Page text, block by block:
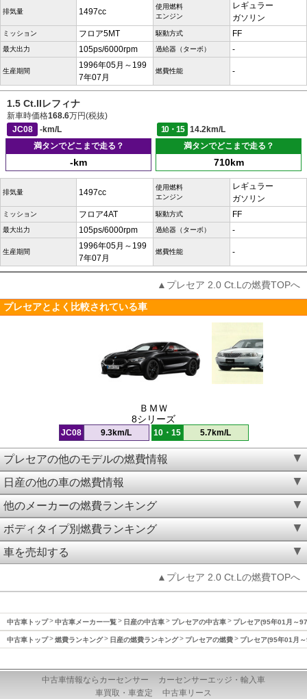
排気量 1497cc
使用燃料
エンジン
レギュラー
ガソリン
ミッション フロア5MT 駆動方式 FF
最大出力 105ps/6000rpm 過給器（ターボ） -
生産期間
1996年05月～199
7年07月
燃費性能 -
1.5 Ct.IIレフィナ
新車時価格168.6万円(税抜)
JC08
-km/L 10・15
14.2km/L
満タンでどこまで走る？
-km
満タンでどこまで走る？
710km
排気量 1497cc
使用燃料
エンジン
レギュラー
ガソリン
ミッション フロア4AT 駆動方式 FF
最大出力 105ps/6000rpm 過給器（ターボ） -
生産期間
1996年05月～199
7年07月
燃費性能 -
▲プレセア 2.0 Ct.Lの燃費TOPへ
プレセアとよく比較されている車
ＢＭＷ
8シリーズ
JC08 9.3km/L 10・15 5.7km/L
プレセアの他のモデルの燃費情報
日産の他の車の燃費情報
他のメーカーの燃費ランキング
ボディタイプ別燃費ランキング
車を売却する
▲プレセア 2.0 Ct.Lの燃費TOPへ
中古車トップ 中古車メーカー一覧 日産の中古車 プレセアの中古車 プレセア(95年01月～
中古車トップ 燃費ランキング 日産の燃費ランキング プレセアの燃費 プレセア(95年01月
中古車情報ならカーセンサー
カーセンサーエッジ・輸入車
車買取・車査定
中古車リース